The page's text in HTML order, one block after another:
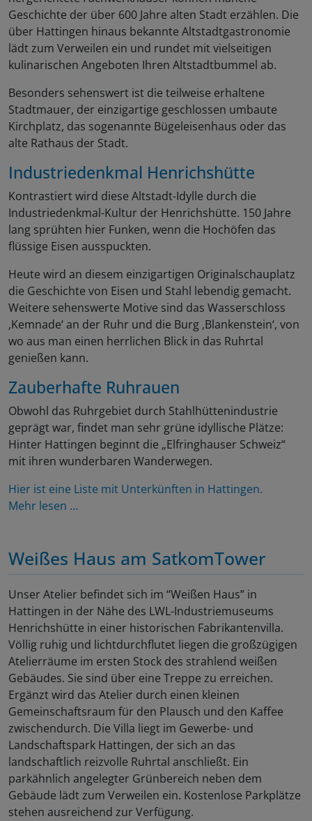
Geschichte der über 600 Jahre alten Stadt erzählen. Die
über Hattingen hinaus bekannte Altstadtgastronomie
lädt zum Verweilen ein und rundet mit vielseitigen
kulinarischen Angeboten Ihren Altstadtbummel ab.
Besonders sehenswert ist die teilweise erhaltene
Stadtmauer, der einzigartige geschlossen umbaute
Kirchplatz, das sogenannte Bügeleisenhaus oder das
alte Rathaus der Stadt.
Industriedenkmal Henrichshütte
Kontrastiert wird diese Altstadt-Idylle durch die
Industriedenkmal-Kultur der Henrichshütte. 150 Jahre
lang sprühten hier Funken, wenn die Hochöfen das
flüssige Eisen ausspuckten.
Heute wird an diesem einzigartigen Originalschauplatz
die Geschichte von Eisen und Stahl lebendig gemacht.
Weitere sehenswerte Motive sind das Wasserschloss
‚Kemnade‘ an der Ruhr und die Burg ‚Blankenstein‘, von
wo aus man einen herrlichen Blick in das Ruhrtal
genießen kann.
Zauberhafte Ruhrauen
Obwohl das Ruhrgebiet durch Stahlhüttenindustrie
geprägt war, findet man sehr grüne idyllische Plätze:
Hinter Hattingen beginnt die „Elfringhauser Schweiz“
mit ihren wunderbaren Wanderwegen.
Hier ist eine Liste mit Unterkünften in Hattingen.
Mehr lesen ...
Weißes Haus am SatkomTower
Unser Atelier befindet sich im “Weißen Haus” in
Hattingen in der Nähe des LWL-Industriemuseums
Henrichshütte in einer historischen Fabrikantenvilla.
Völlig ruhig und lichtdurchflutet liegen die großzügigen
Atelierräume im ersten Stock des strahlend weißen
Gebäudes. Sie sind über eine Treppe zu erreichen.
Ergänzt wird das Atelier durch einen kleinen
Gemeinschaftsraum für den Plausch und den Kaffee
zwischendurch. Die Villa liegt im Gewerbe- und
Landschaftspark Hattingen, der sich an das
landschaftlich reizvolle Ruhrtal anschließt. Ein
parkähnlich angelegter Grünbereich neben dem
Gebäude lädt zum Verweilen ein. Kostenlose Parkplätze
stehen ausreichend zur Verfügung.